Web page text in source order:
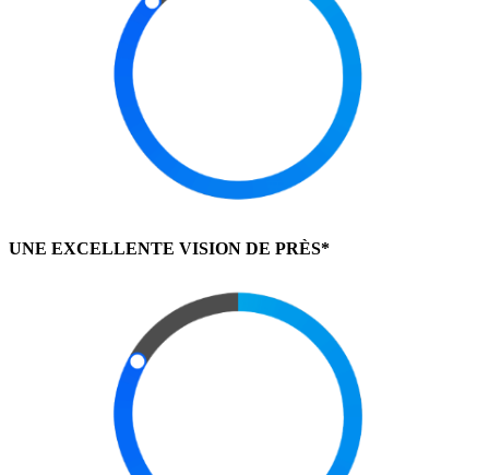
UNE EXCELLENTE VISION DE PRÈS*